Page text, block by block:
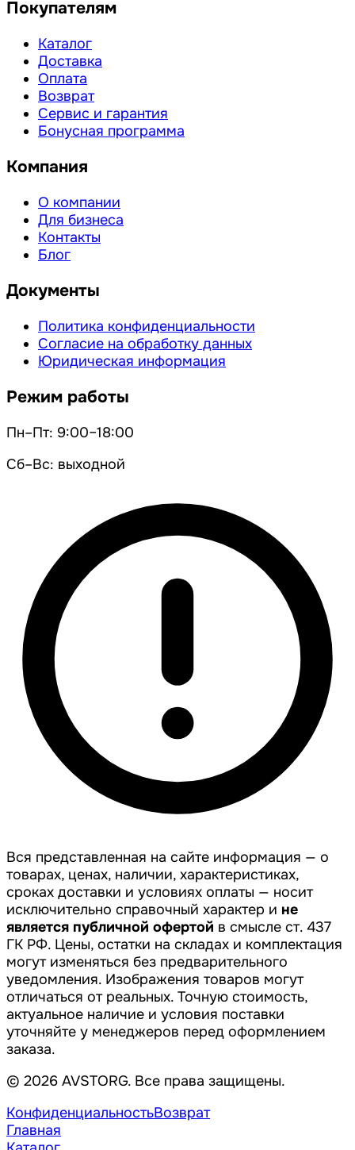
Покупателям
Каталог
Доставка
Оплата
Возврат
Сервис и гарантия
Бонусная программа
Компания
О компании
Для бизнеса
Контакты
Блог
Документы
Политика конфиденциальности
Согласие на обработку данных
Юридическая информация
Режим работы
Пн–Пт: 9:00–18:00
Сб–Вс: выходной
Вся представленная на сайте информация — о
товарах, ценах, наличии, характеристиках,
сроках доставки и условиях оплаты — носит
исключительно справочный характер и не
является публичной офертой в смысле ст. 437
ГК РФ. Цены, остатки на складах и комплектация
могут изменяться без предварительного
уведомления. Изображения товаров могут
отличаться от реальных. Точную стоимость,
актуальное наличие и условия поставки
уточняйте у менеджеров перед оформлением
заказа.
© 2026 AVSTORG. Все права защищены.
КонфиденциальностьВозврат
Главная